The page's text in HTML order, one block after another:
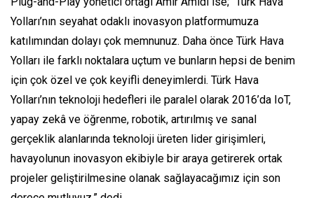
Yolları’nın seyahat odaklı inovasyon platformumuza
katılımından dolayı çok memnunuz. Daha önce Türk Hava
Yolları ile farklı noktalara uçtum ve bunların hepsi de benim
için çok özel ve çok keyifli deneyimlerdi. Türk Hava
Yolları’nın teknoloji hedefleri ile paralel olarak 2016’da IoT,
yapay zekâ ve öğrenme, robotik, artırılmış ve sanal
gerçeklik alanlarında teknoloji üreten lider girişimleri,
havayolunun inovasyon ekibiyle bir araya getirerek ortak
projeler geliştirilmesine olanak sağlayacağımız için son